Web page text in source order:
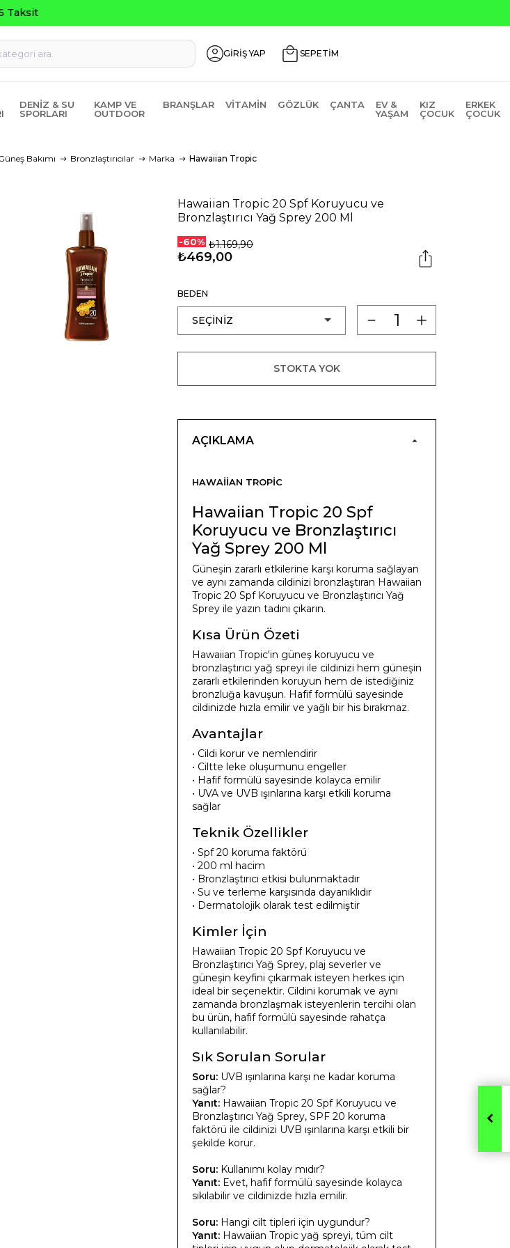
Üzeri ₺200 İndirim Kodu: AGUSTOS200
GİRİŞ YAP SEPETİM
DENIZ & SU
SPORLARI
KAMP VE
OUTDOOR
BRANŞLAR VITAMIN GÖZLÜK ÇANTA
EV &
YAŞAM
KIZ
ÇOCUK
ERKEK
ÇOCUK
Bakımı Bronzlaştırıcılar Marka Hawaiian Tropic
Hawaiian Tropic 20 Spf Koruyucu ve
Bronzlaştırıcı Yağ Sprey 200 Ml
-60% ₺1.169,90
₺469,00
BEDEN
STOKTA YOK
AÇIKLAMA
HAWAIIAN TROPIC
Hawaiian Tropic 20 Spf
Koruyucu ve Bronzlaştırıcı
Yağ Sprey 200 Ml
Güneşin zararlı etkilerine karşı koruma sağlayan
ve aynı zamanda cildinizi bronzlaştıran Hawaiian
Tropic 20 Spf Koruyucu ve Bronzlaştırıcı Yağ
Sprey ile yazın tadını çıkarın.
Kısa Ürün Özeti
Hawaiian Tropic'in güneş koruyucu ve
bronzlaştırıcı yağ spreyi ile cildinizi hem güneşin
zararlı etkilerinden koruyun hem de istediğiniz
bronzluğa kavuşun. Hafif formülü sayesinde
cildinizde hızla emilir ve yağlı bir his bırakmaz.
Avantajlar
• Cildi korur ve nemlendirir
• Ciltte leke oluşumunu engeller
• Hafif formülü sayesinde kolayca emilir
• UVA ve UVB ışınlarına karşı etkili koruma
sağlar
Teknik Özellikler
• Spf 20 koruma faktörü
• 200 ml hacim
• Bronzlaştırıcı etkisi bulunmaktadır
• Su ve terleme karşısında dayanıklıdır
• Dermatolojik olarak test edilmiştir
Kimler İçin
Hawaiian Tropic 20 Spf Koruyucu ve
Bronzlaştırıcı Yağ Sprey, plaj severler ve
güneşin keyfini çıkarmak isteyen herkes için
ideal bir seçenektir. Cildini korumak ve aynı
zamanda bronzlaşmak isteyenlerin tercihi olan
bu ürün, hafif formülü sayesinde rahatça
kullanılabilir.
Sık Sorulan Sorular
Soru: UVB ışınlarına karşı ne kadar koruma
sağlar?
Yanıt: Hawaiian Tropic 20 Spf Koruyucu ve
Bronzlaştırıcı Yağ Sprey, SPF 20 koruma
faktörü ile cildinizi UVB ışınlarına karşı etkili bir
şekilde korur.
Soru: Kullanımı kolay mıdır?
Yanıt: Evet, hafif formülü sayesinde kolayca
sıkılabilir ve cildinizde hızla emilir.
Soru: Hangi cilt tipleri için uygundur?
Yanıt: Hawaiian Tropic yağ spreyi, tüm cilt